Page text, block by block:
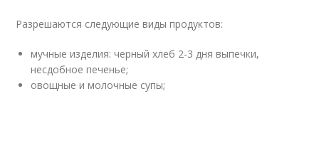
Разрешаются следующие виды продуктов:
мучные изделия: черный хлеб 2-3 дня выпечки,
несдобное печенье;
овощные и молочные супы;